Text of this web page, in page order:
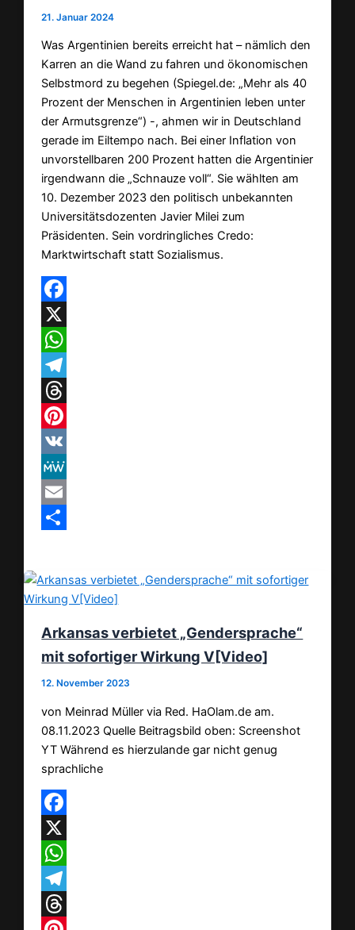
21. Januar 2024
Was Argentinien bereits erreicht hat – nämlich den
Karren an die Wand zu fahren und ökonomischen
Selbstmord zu begehen (Spiegel.de: „Mehr als 40
Prozent der Menschen in Argentinien leben unter
der Armutsgrenze“) -, ahmen wir in Deutschland
gerade im Eiltempo nach. Bei einer Inflation von
unvorstellbaren 200 Prozent hatten die Argentinier
irgendwann die „Schnauze voll“. Sie wählten am
10. Dezember 2023 den politisch unbekannten
Universitätsdozenten Javier Milei zum
Präsidenten. Sein vordringliches Credo:
Marktwirtschaft statt Sozialismus.
Facebook
X
WhatsApp
Telegram
Threads
Pinterest
VK
MeWe
Email
Arkansas verbietet „Gendersprache“
mit sofortiger Wirkung V[Video]
12. November 2023
von Meinrad Müller via Red. HaOlam.de am.
08.11.2023 Quelle Beitragsbild oben: Screenshot
YT Während es hierzulande gar nicht genug
sprachliche
Facebook
X
WhatsApp
Telegram